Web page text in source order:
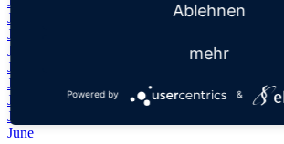
Jane
Jean
Jill
Jo
Joy
Joyce
Jules
June
Ablehnen
mehr
Powered by &